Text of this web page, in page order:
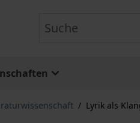
/ Lyrik als